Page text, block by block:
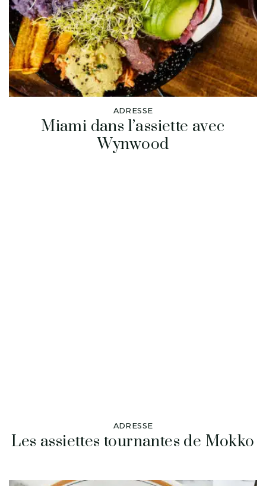
ADRESSE
Miami dans l’assiette avec
Wynwood
ADRESSE
Les assiettes tournantes de Mokko